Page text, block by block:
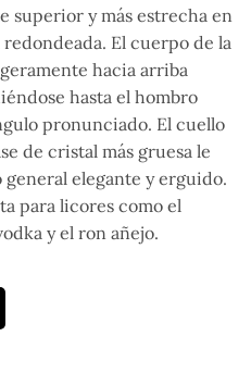
superior y más estrecha en
El cuerpo de la
hacia arriba
hasta el hombro
pronunciado. El cuello
de cristal más gruesa le
elegante y erguido.
para licores como el
y el ron añejo.